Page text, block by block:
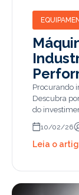
Procurando
Descubra
do
10/02/26
Leia o